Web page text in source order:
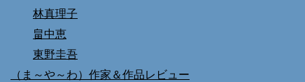
林真理子
畠中恵
東野圭吾
（ま～や～わ）作家＆作品レビュー